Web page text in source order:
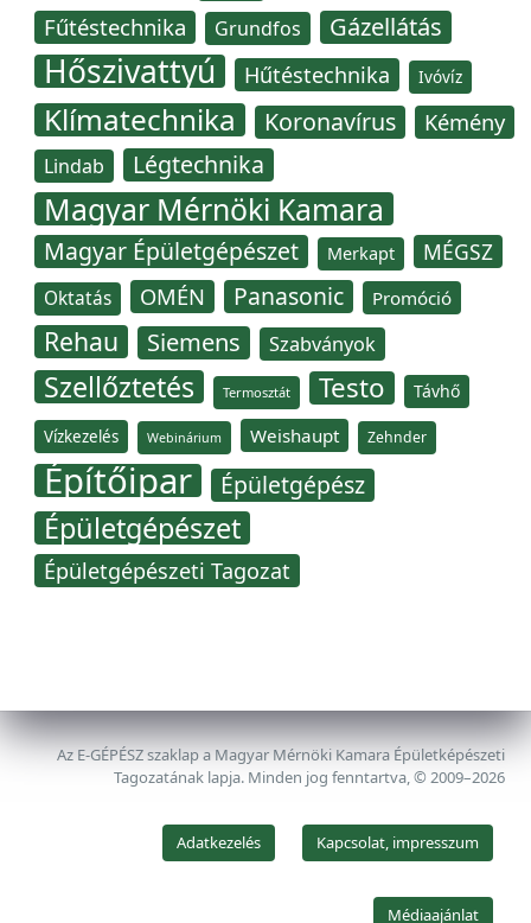
Fűtéstechnika Grundfos Gázellátás
Hőszivattyú Hűtéstechnika Ivóvíz
Klímatechnika Koronavírus Kémény
Lindab Légtechnika
Magyar Mérnöki Kamara
Magyar Épületgépészet Merkapt MÉGSZ
Oktatás OMÉN Panasonic Promóció
Rehau Siemens Szabványok
Szellőztetés Termosztát Testo Távhő
Vízkezelés Webinárium Weishaupt Zehnder
Építőipar Épületgépész
Épületgépészet
Épületgépészeti Tagozat
Az E-GÉPÉSZ szaklap a Magyar Mérnöki Kamara Épületképészeti
Tagozatának lapja. Minden jog fenntartva, © 2009–2026
Adatkezelés Kapcsolat, impresszum
Médiaajánlat